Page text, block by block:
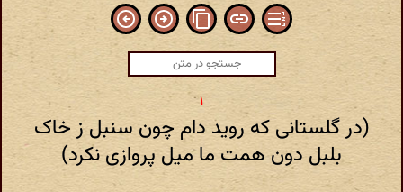
(در گلستانی که روید دام چون سنبل ز خاک
بلبل دون همت ما میل پروازی نکرد)